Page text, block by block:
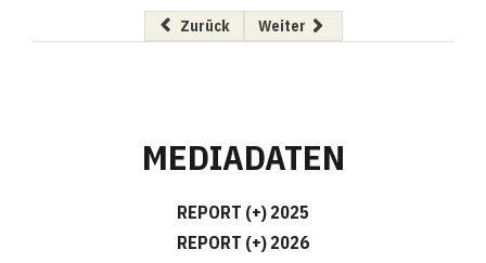
Vorheriger Beitrag: Gutes Jahr 2024 für
Zurück Nächster Beitrag: ARE
Weiter
MEDIADATEN
REPORT (+) 2025
REPORT (+) 2026